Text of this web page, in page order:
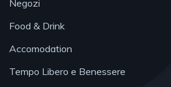
Negozi
Food & Drink
Accomodation
Tempo Libero e Benessere